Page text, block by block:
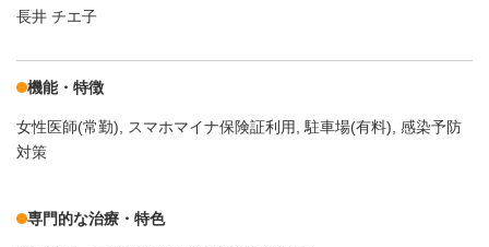
長井 チエ子
機能・特徴
女性医師(常勤) スマホマイナ保険証利用 駐車場(有料) 感染予防
対策
専門的な治療・特色